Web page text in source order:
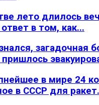
лето длилось
в том, как...
загадочная
в мире 24
в СССР для